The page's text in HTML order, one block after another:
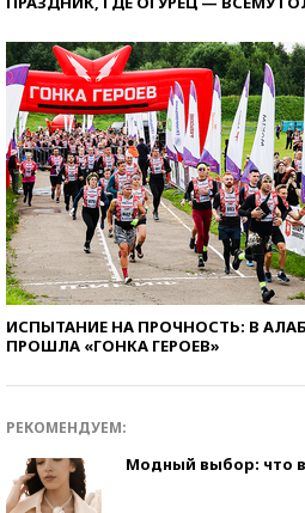
ИСПЫТАНИЕ НА ПРОЧНОСТЬ: В
ПРОШЛА «ГОНКА ГЕРОЕВ»
РЕКОМЕНДУЕМ:
Модный выбор: что